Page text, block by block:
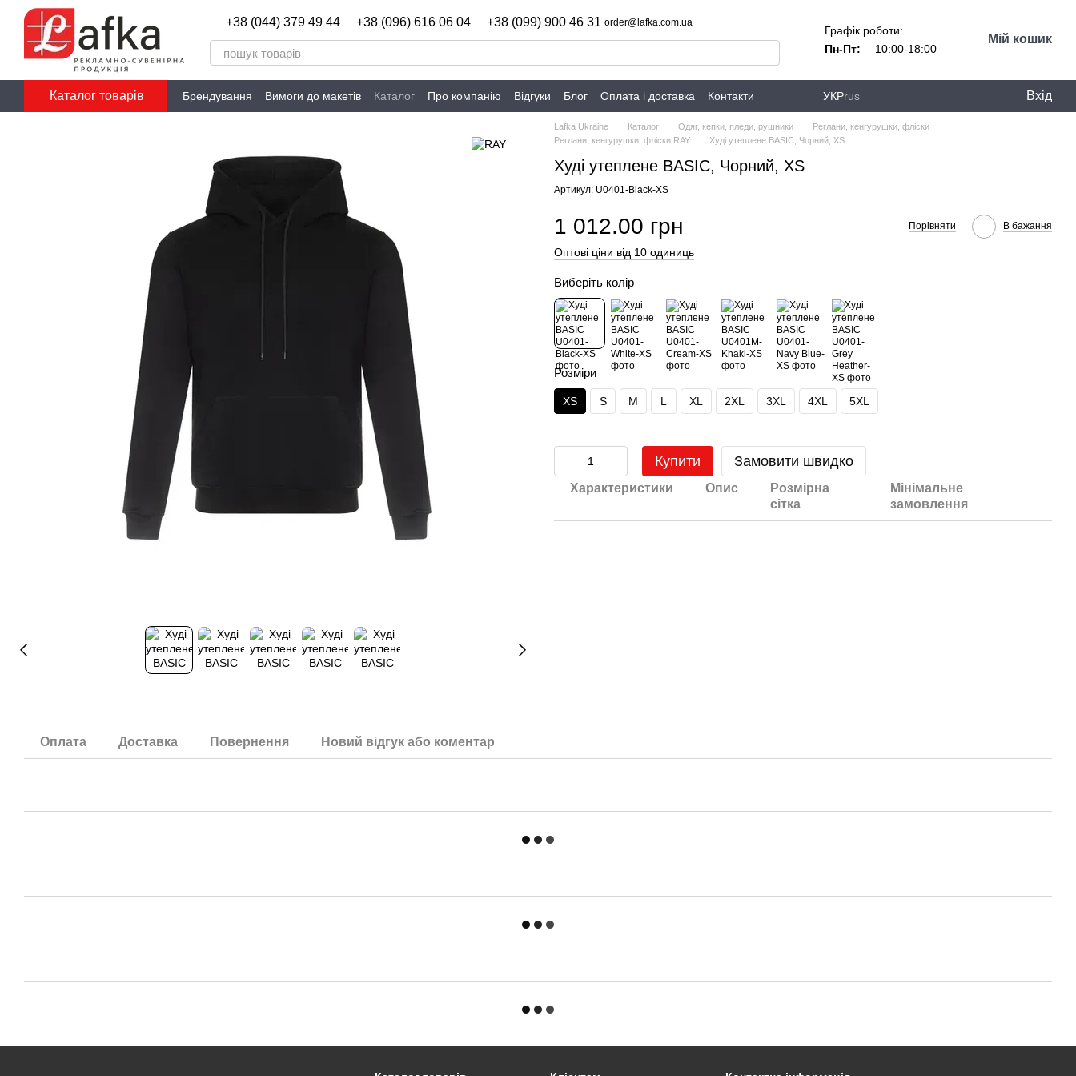
Перейти до основного контенту
+38 (044) 379 49 44 +38 (096) 616 06 04 +38 (099) 900 46 31 order@lafka.com.ua
Графік роботи:
Пн-Пт:
10:00-18:00
Мій кошик
Каталог товарів Брендування Вимоги до макетів Каталог Про компанію Відгуки Блог Оплата і доставка Контакти УКРrus Вхід
Lafka Ukraine Каталог Одяг, кепки, пледи, рушники
Реглани, кенгурушки, фліски
Реглани, кенгурушки, фліски RAY
Худі утеплене BASIC, Чорний, XS
Худі утеплене BASIC, Чорний, XS
Артикул: U0401-Black-XS
1 012.00 грн Порівняти В бажання
Оптові ціни від 10 одиниць
Виберіть колір
Розміри
XS S M L XL 2XL 3XL 4XL 5XL
Купити Замовити швидко
Характеристики Опис
Розмірна
сітка
Мінімальне
замовлення
Оплата Доставка Повернення Новий відгук або коментар